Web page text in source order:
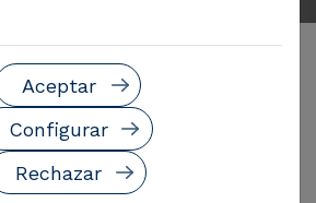
del servicio
creemos que la
ambiental son cruciales
plazo. Nuestros servicios ayudan
Rechazar
Configurar
Aceptar